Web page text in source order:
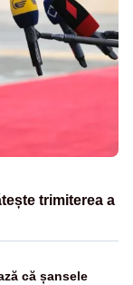
trimiterea a
că șansele